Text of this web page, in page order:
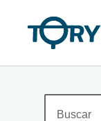
Ir a
Mando,